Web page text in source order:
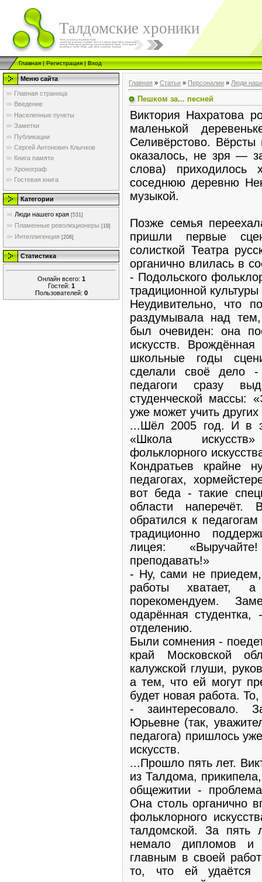
Талдомские хроники
Главная|Регистрация|Вход
Меню сайта
Главная страница
Введение
Населенные пункты
Заметки
Публикации
Сергей Антонович Клычков
Книга памяти
Хронограф
Гостевая книга
Категории
Люди нашего края [531]
Пламенные революционеры [19]
Интеллигенция [208]
Статистика
Онлайн всего: 1
Гостей: 1
Пользователей: 0
Главная » Статьи » Персоналии » Люди
Пешком за... песней
Виктория Нахратова
маленькой
Селивёрстово.
оказалось, не зря —
слова) приходилось
соседнюю деревню
музыкой.
Позже семья
пришли первые
солисткой Театра
органично влилась в
- Подольского
традиционной
Неудивительно, что
раздумывала над
был очевиден: она
искусств.
школьные годы
сделали своё дело
педагоги сразу
студенческой массы:
уже может учить
...Шёл 2005 год. И в
«Школа
фольклорного
Кондратьев крайне
педагогах,
вот беда - такие
области наперечёт.
обратился к
традиционно
лицея:
преподавать!»
- Ну, сами не
работы хватает,
порекомендуем.
одарённая
отделению.
Были сомнения -
край Московской
калужской глуши,
а тем, что ей могут
будет новая работа.
- заинтересовало.
Юрьевне (так,
педагога) пришлось
искусств.
...Прошло пять лет.
из Талдома,
общежитии -
Она столь органично
фольклорного
талдомской. За пять
немало дипломов и
главным в своей
то, что ей удаётся